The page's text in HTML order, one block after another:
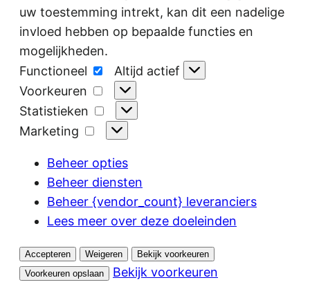
uw toestemming intrekt, kan dit een nadelige
invloed hebben op bepaalde functies en
mogelijkheden.
Functioneel
Functioneel
Altijd actief
Voorkeuren
Voorkeuren
Statistieken
Statistieken
Marketing
Marketing
Beheer opties
Beheer diensten
Beheer {vendor_count} leveranciers
Lees meer over deze doeleinden
Accepteren Weigeren
Bekijk voorkeuren
Voorkeuren opslaan
Bekijk voorkeuren